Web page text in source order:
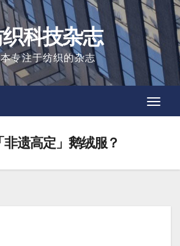
科技杂志
专注于纺织的杂志
遗高定」鹅绒服？